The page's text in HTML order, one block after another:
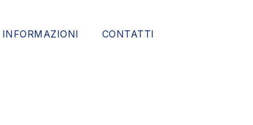
INFORMAZIONI CONTATTI